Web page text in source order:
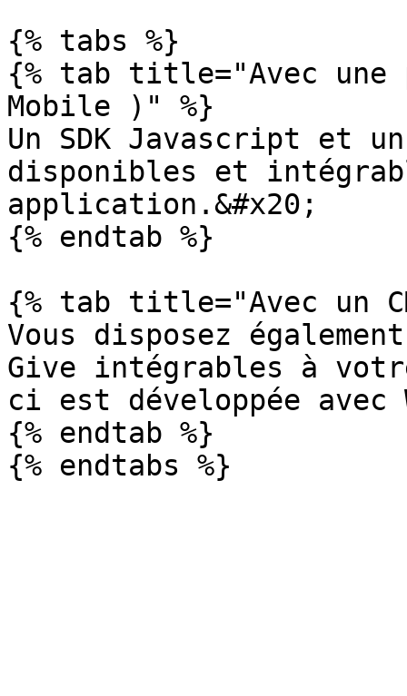
{% tabs %}
{% tab title="Avec une
Mobile )" %}
Un SDK Javascript et
disponibles et
application.&#x20;
{% endtab %}
{% tab title="Avec un
Vous disposez
Give intégrables à
ci est développée avec
{% endtab %}